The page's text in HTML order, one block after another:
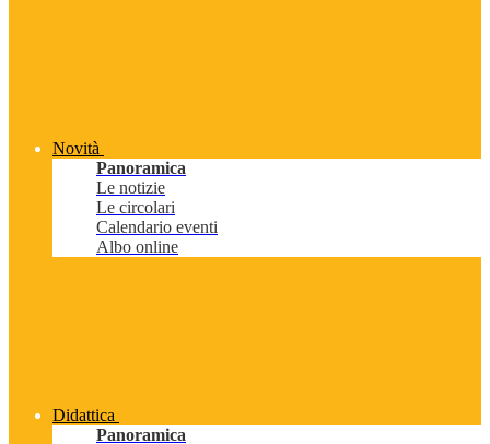
Novità
Panoramica
Le notizie
Le circolari
Calendario eventi
Albo online
Didattica
Panoramica